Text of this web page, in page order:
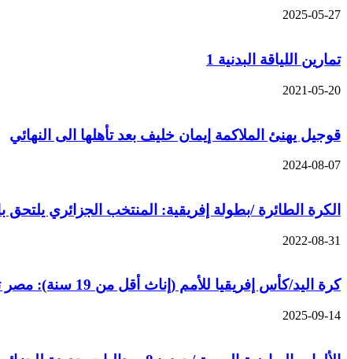
2025-05-27
تمارين اللياقة البدنية 1
2021-05-20
قوجيل يهنئ الملاكمة إيمان خليف بعد تأهلها الى النهائي
2024-08-07
الكرة الطائرة /بطولة إفريقية: المنتخب الجزائري
2022-08-31
كرة اليد/كأس إفريقيا للأمم (إناث أقل من 19 سنة): مصر تتوج باللقب على حساب غينيا (25-22)
2025-09-14